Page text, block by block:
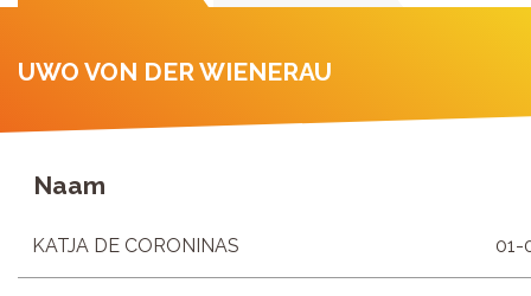
UWO VON DER WIENERAU
Naam
KATJA DE CORONINAS 01-